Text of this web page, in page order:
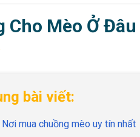
Cho Mèo Ở
bài viết:
mua chuồng mèo uy tín nhất